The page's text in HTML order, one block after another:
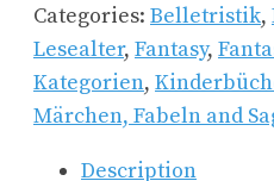
Categories: Belletristik,
Lesealter, Fantasy,
Kategorien,
Märchen, Fabeln and
Description